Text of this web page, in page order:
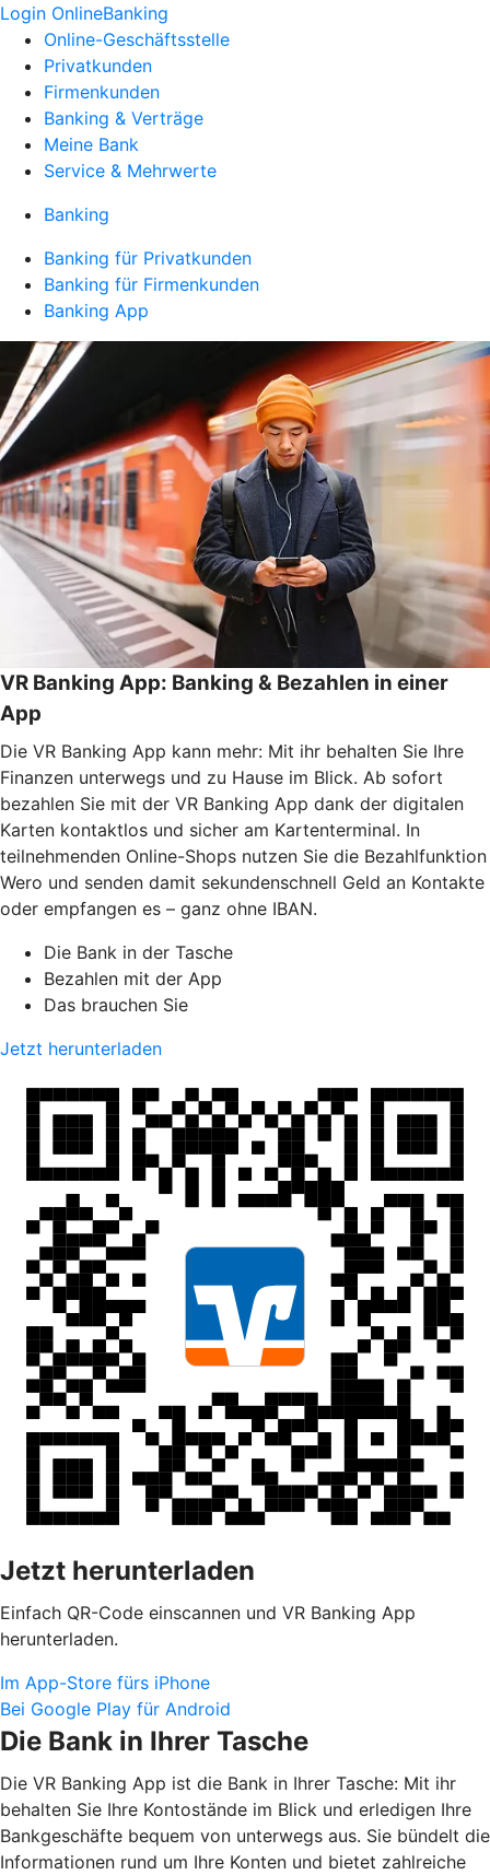
Login OnlineBanking
Online-Geschäftsstelle
Privatkunden
Firmenkunden
Banking & Verträge
Meine Bank
Service & Mehrwerte
Banking
Banking für Privatkunden
Banking für Firmenkunden
Banking App
VR Banking App: Banking & Bezahlen in einer
App
Die VR Banking App kann mehr: Mit ihr behalten Sie Ihre
Finanzen unterwegs und zu Hause im Blick. Ab sofort
bezahlen Sie mit der VR Banking App dank der digitalen
Karten kontaktlos und sicher am Kartenterminal. In
teilnehmenden Online-Shops nutzen Sie die Bezahlfunktion
Wero und senden damit sekundenschnell Geld an Kontakte
oder empfangen es – ganz ohne IBAN.
Die Bank in der Tasche
Bezahlen mit der App
Das brauchen Sie
Jetzt herunterladen
Jetzt herunterladen
Einfach QR-Code einscannen und VR Banking App
herunterladen.
Im App-Store fürs iPhone
Bei Google Play für Android
Die Bank in Ihrer Tasche
Die VR Banking App ist die Bank in Ihrer Tasche: Mit ihr
behalten Sie Ihre Kontostände im Blick und erledigen Ihre
Bankgeschäfte bequem von unterwegs aus. Sie bündelt die
Informationen rund um Ihre Konten und bietet zahlreiche